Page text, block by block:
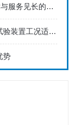
探寻“串联谐振哪个好”的答案：以技术与服务见长的实践者
化工电力班组专用！绝缘靴手套耐压试验装置工况适配解析
势